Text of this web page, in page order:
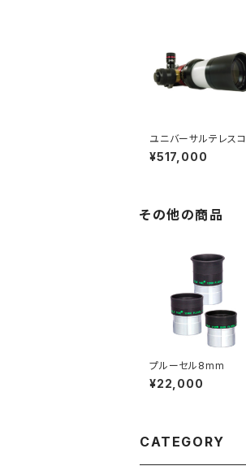
ユニバーサルテレスコ
ープ LS60MT/B600
¥517,000
その他の商品
プルーセル8mm
¥22,000
CATEGORY